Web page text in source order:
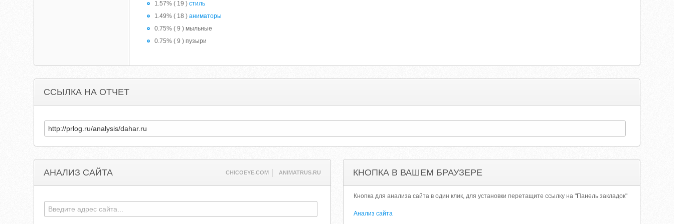
1.57% ( 19 )стиль
1.49% ( 18 )аниматоры
0.75% ( 9 ) мыльные
0.75% ( 9 ) пузыри
ССЫЛКА НА ОТЧЕТ
АНАЛИЗ САЙТА CHICOEYE.COM ANIMATRUS.RU КНОПКА В ВАШЕМ БРАУЗЕРЕ
Кнопка для анализа сайта в один клик, для установки перетащите ссылку на "Панель закладок"
Анализ сайта